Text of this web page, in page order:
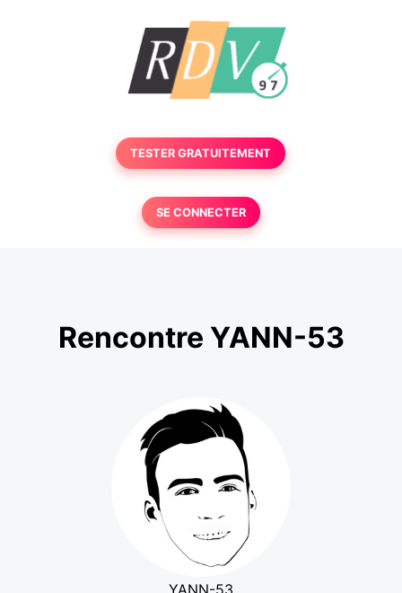
TESTER GRATUITEMENT
SE CONNECTER
Rencontre YANN-53
YANN-53